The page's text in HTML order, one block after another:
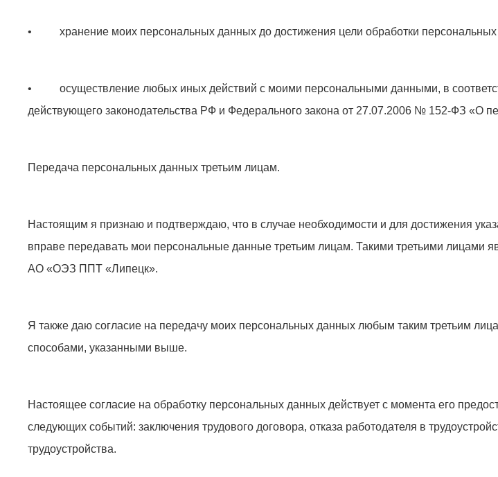
• хранение моих персональных данных до достижения цели обработки персональных
• осуществление любых иных действий с моими персональными данными, в
действующего законодательства РФ и Федерального закона от 27.07.2006 № 152-ФЗ «О
Передача персональных данных третьим лицам.
Настоящим я признаю и подтверждаю, что в случае необходимости и для достижения
вправе передавать мои персональные данные третьим лицам. Такими третьими лицами
АО «ОЭЗ ППТ «Липецк».
Я также даю согласие на передачу моих персональных данных любым таким третьим
способами, указанными выше.
Настоящее согласие на обработку персональных данных действует с момента его
следующих событий: заключения трудового договора, отказа работодателя в
трудоустройства.